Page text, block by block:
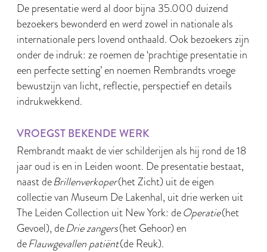
De presentatie werd al door bijna 35.000 duizend
bezoekers bewonderd en werd zowel in nationale als
internationale pers lovend onthaald. Ook bezoekers zijn
onder de indruk: ze roemen de ‘prachtige presentatie in
een perfecte setting’ en noemen Rembrandts vroege
bewustzijn van licht, reflectie, perspectief en details
indrukwekkend.
VROEGST BEKENDE WERK
Rembrandt maakt de vier schilderijen als hij rond de 18
jaar oud is en in Leiden woont. De presentatie bestaat,
naast deBrillenverkoper(het Zicht) uit de eigen
collectie van Museum De Lakenhal, uit drie werken uit
The Leiden Collection uit New York: deOperatie(het
Gevoel), deDrie zangers(het Gehoor) en
deFlauwgevallen patiënt(de Reuk).